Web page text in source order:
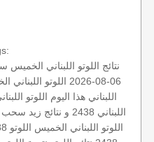
نتائج اللوتو اللبناني الخميس
06-08-2026
اللوتو اللبناني
اللبناني هذا اليوم اللوتو
اللبناني 2438 و نتائج زيد
سحب
اللوتو اللبناني الخميس اللوتو 2438